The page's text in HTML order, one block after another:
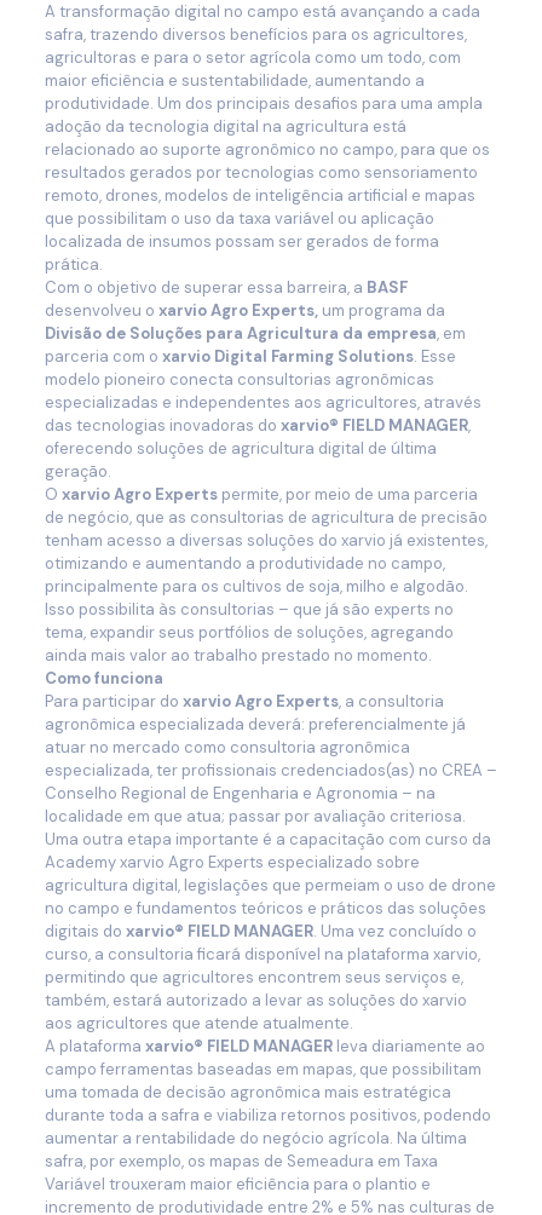
A transformação digital no campo está avançando a cada
safra, trazendo diversos benefícios para os agricultores,
agricultoras e para o setor agrícola como um todo, com
maior eficiência e sustentabilidade, aumentando a
produtividade. Um dos principais desafios para uma ampla
adoção da tecnologia digital na agricultura está
relacionado ao suporte agronômico no campo, para que os
resultados gerados por tecnologias como sensoriamento
remoto, drones, modelos de inteligência artificial e mapas
que possibilitam o uso da taxa variável ou aplicação
localizada de insumos possam ser gerados de forma
prática.
Com o objetivo de superar essa barreira, a BASF
desenvolveu o xarvio Agro Experts,um programa da
Divisão de Soluções para Agricultura da empresa, em
parceria com o xarvio Digital Farming Solutions. Esse
modelo pioneiro conecta consultorias agronômicas
especializadas e independentes aos agricultores, através
das tecnologias inovadoras do xarvio® FIELD MANAGER,
oferecendo soluções de agricultura digital de última
geração.
O xarvio Agro Expertspermite, por meio de uma parceria
de negócio, que as consultorias de agricultura de precisão
tenham acesso a diversas soluções do xarvio já existentes,
otimizando e aumentando a produtividade no campo,
principalmente para os cultivos de soja, milho e algodão.
Isso possibilita às consultorias – que já são experts no
tema, expandir seus portfólios de soluções, agregando
ainda mais valor ao trabalho prestado no momento.
Como funciona
Para participar do xarvio Agro Experts, a consultoria
agronômica especializada deverá: preferencialmente já
atuar no mercado como consultoria agronômica
especializada, ter profissionais credenciados(as) no CREA –
Conselho Regional de Engenharia e Agronomia – na
localidade em que atua; passar por avaliação criteriosa.
Uma outra etapa importante é a capacitação com curso da
Academy xarvio Agro Experts especializado sobre
agricultura digital, legislações que permeiam o uso de drone
no campo e fundamentos teóricos e práticos das soluções
digitais do xarvio® FIELD MANAGER. Uma vez concluído o
curso, a consultoria ficará disponível na plataforma xarvio,
permitindo que agricultores encontrem seus serviços e,
também, estará autorizado a levar as soluções do xarvio
aos agricultores que atende atualmente.
A plataforma xarvio® FIELD MANAGERleva diariamente ao
campo ferramentas baseadas em mapas, que possibilitam
uma tomada de decisão agronômica mais estratégica
durante toda a safra e viabiliza retornos positivos, podendo
aumentar a rentabilidade do negócio agrícola. Na última
safra, por exemplo, os mapas de Semeadura em Taxa
Variável trouxeram maior eficiência para o plantio e
incremento de produtividade entre 2% e 5% nas culturas de